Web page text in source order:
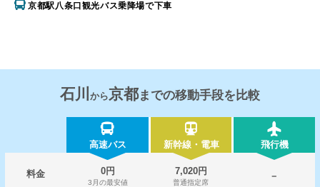
京都駅八条口観光バス乗降場で下車
石川 から京都までの移動手段を比較
高速バス 新幹線・電車 飛行機
料金 0円
3月の最安値
7,020円
普通指定席
－